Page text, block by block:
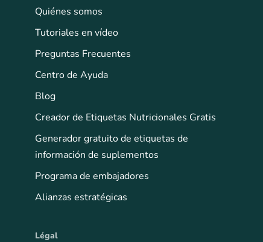
Quiénes somos
Tutoriales en vídeo
Preguntas Frecuentes
Centro de Ayuda
Blog
Creador de Etiquetas Nutricionales Gratis
Generador gratuito de etiquetas de
información de suplementos
Programa de embajadores
Alianzas estratégicas
Légal